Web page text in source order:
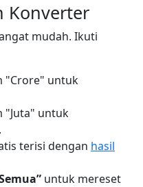
Konverter
mudah. Ikuti
"Crore" untuk
"Juta" untuk
terisi dengan hasil
untuk mereset